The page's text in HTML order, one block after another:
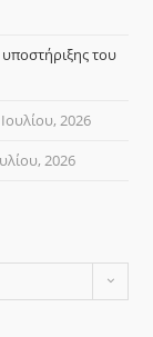
του
2026
2026